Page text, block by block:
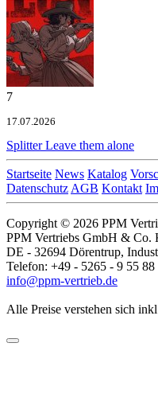
7
17.07.2026
SplitterLeave them alone
Startseite News Katalog
Datenschutz AGB Kontakt
Copyright © 2026 PPM
PPM Vertriebs GmbH & Co.
DE - 32694 Dörentrup,
Telefon: +49 - 5265 - 9 55
info@ppm-vertrieb.de
Alle Preise verstehen sich